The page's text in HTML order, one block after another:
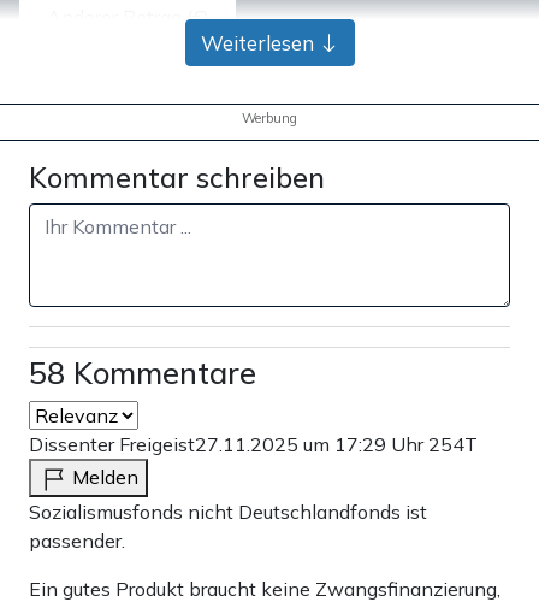
Bank-Überweisung
Weiterlesen
Werbung
Kommentar schreiben
58 Kommentare
Dissenter Freigeist27.11.2025 um 17:29 Uhr 254T
Melden
Sozialismusfonds nicht Deutschlandfonds ist
passender.
Ein gutes Produkt braucht keine Zwangsfinanzierung,